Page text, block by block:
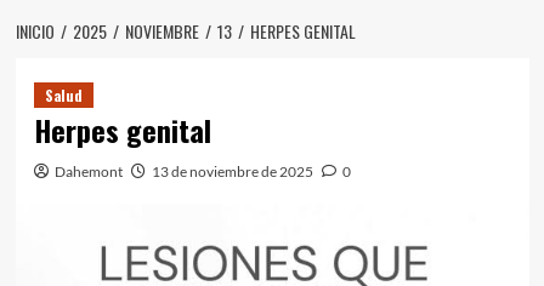
INICIO 2025 NOVIEMBRE 13 HERPES GENITAL
Salud
Herpes genital
Dahemont 13 de noviembre de 2025 0